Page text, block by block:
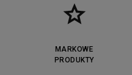
MARKOWE
PRODUKTY